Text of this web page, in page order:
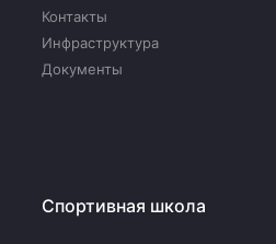
Контакты
Инфраструктура
Документы
Спортивная школа